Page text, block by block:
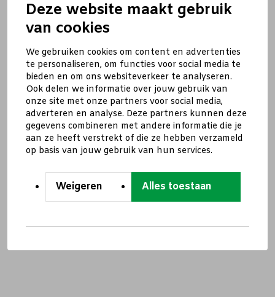
Deze website maakt gebruik
van cookies
We gebruiken cookies om content en advertenties
te personaliseren, om functies voor social media te
bieden en om ons websiteverkeer te analyseren.
Ook delen we informatie over jouw gebruik van
onze site met onze partners voor social media,
adverteren en analyse. Deze partners kunnen deze
gegevens combineren met andere informatie die je
aan ze heeft verstrekt of die ze hebben verzameld
op basis van jouw gebruik van hun services.
Weigeren Alles toestaan